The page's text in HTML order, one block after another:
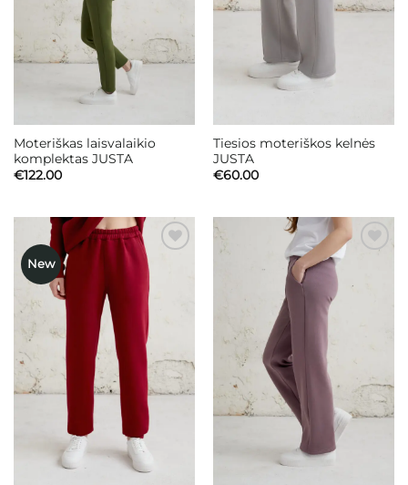
Moteriškas laisvalaikio
komplektas JUSTA
€122.00
Tiesios moteriškos kelnės
JUSTA
€60.00
New
Mėgstamiausias Mėgstamiausias